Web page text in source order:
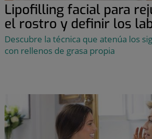
Lipofilling facial para
el rostro y definir los
Descubre la técnica que atenúa los
con rellenos de grasa propia